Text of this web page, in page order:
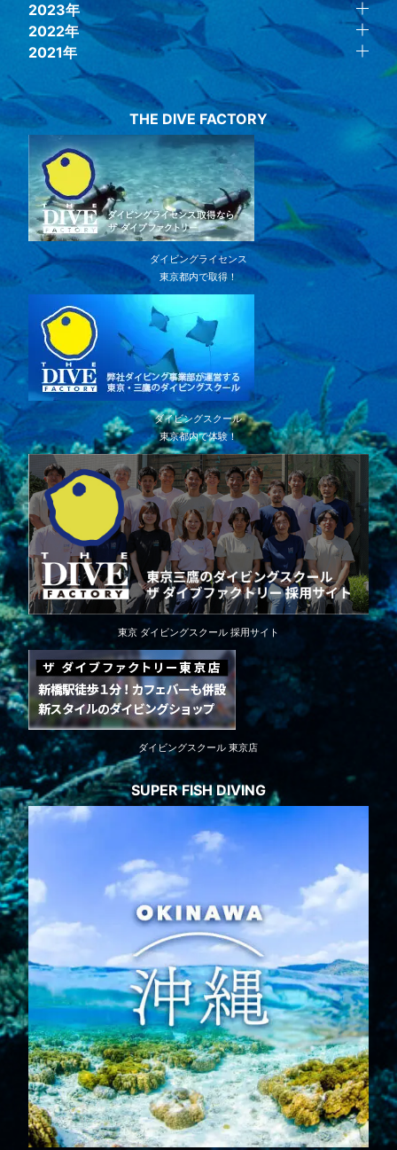
2023年
2022年
2021年
THE DIVE FACTORY
ダイビングライセンス
東京都内で取得！
ダイビングスクール
東京都内で体験！
東京 ダイビングスクール 採用サイト
ダイビングスクール 東京店
SUPER FISH DIVING